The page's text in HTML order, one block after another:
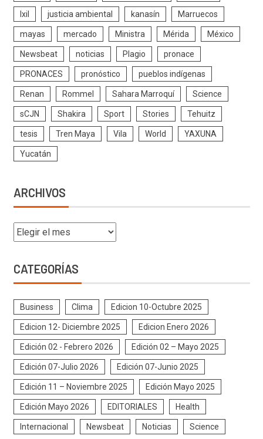
Ixil justicia ambiental kanasín Marruecos
mayas mercado Ministra Mérida México
Newsbeat noticias Plagio pronace
PRONACES pronóstico pueblos indígenas
Renan Rommel Sahara Marroquí Science
sCJN Shakira Sport Stories Tehuitz
tesis Tren Maya Vila World YAXUNA
Yucatán
ARCHIVOS
CATEGORÍAS
Business Clima Edicion 10-Octubre 2025
Edicion 12- Diciembre 2025 Edicion Enero 2026
Edición 02 - Febrero 2026 Edición 02 – Mayo 2025
Edición 07-Julio 2026 Edición 07-Junio 2025
Edición 11 – Noviembre 2025 Edición Mayo 2025
Edición Mayo 2026 EDITORIALES Health
Internacional Newsbeat Noticias Science